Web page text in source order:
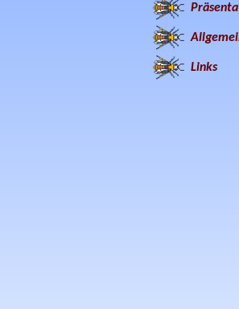
Links